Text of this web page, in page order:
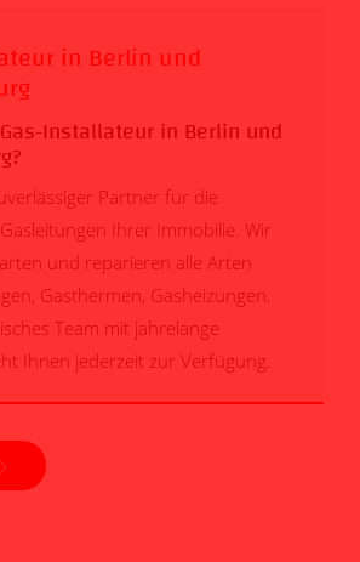
in Berlin und
Installateur in Berlin und
Partner für die
Ihrer Immobilie. Wir
und reparieren alle Arten
Gasthermen, Gasheizungen.
Team mit jahrelange
Ihnen jederzeit zur Verfügung.